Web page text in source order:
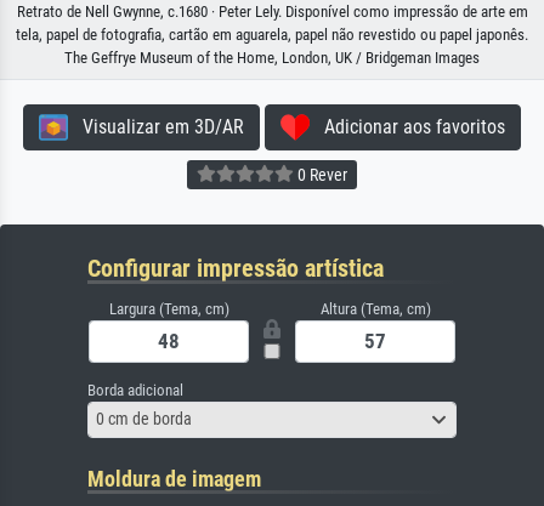
Retrato de Nell Gwynne, c.1680 · Peter Lely. Disponível como impressão de arte em
tela, papel de fotografia, cartão em aguarela, papel não revestido ou papel japonês.
The Geffrye Museum of the Home, London, UK / Bridgeman Images
Visualizar em 3D/AR Adicionar aos favoritos
0 Rever
Configurar impressão artística
Largura (Tema, cm) Altura (Tema, cm)
Borda adicional
0 cm de borda
Moldura de imagem